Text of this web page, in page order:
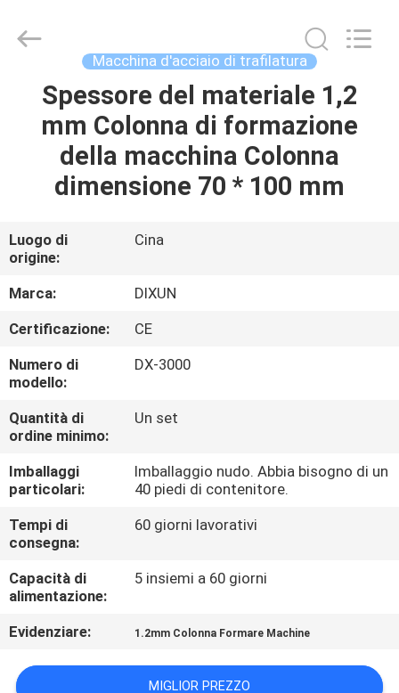
CASA
PRODOTTI
DI
VR
CIRCA
NOI
GIRO
DELLA
FABBRICA
CONTROLLO
QUALITÀ
Mesh
Products
Macchina d'acciaio di trafilatura
Spessore del materiale 1,2
mm Colonna di formazione
della macchina Colonna
dimensione 70 * 100 mm
Luogo di
origine:
Cina
Marca:
DIXUN
Certificazione:
CE
Numero di
modello:
DX-3000
Quantità di
ordine minimo:
Un set
Imballaggi
particolari:
Imballaggio nudo. Abbia bisogno di un
40 piedi di contenitore.
Tempi di
consegna:
60 giorni lavorativi
Capacità di
alimentazione:
5 insiemi a 60 giorni
Evidenziare: 1.2mm Colonna Formare Machine
MIGLIOR PREZZO